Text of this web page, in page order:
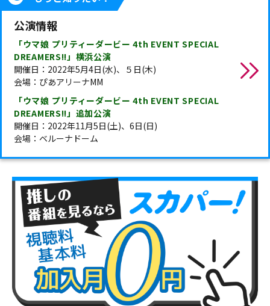
公演情報
「ウマ娘 プリティーダービー 4th EVENT SPECIAL
DREAMERS!!」横浜公演
開催日：2022年5月4日(水)、５日(木)
会場：ぴあアリーナMM
「ウマ娘 プリティーダービー 4th EVENT SPECIAL
DREAMERS!!」追加公演
開催日：2022年11月5日(土)、6日(日)
会場：ベルーナドーム